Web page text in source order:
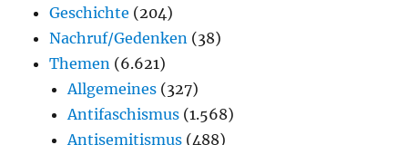
Geschichte (204)
Nachruf/Gedenken (38)
Themen (6.621)
Allgemeines (327)
Antifaschismus (1.568)
Antisemitismus (488)